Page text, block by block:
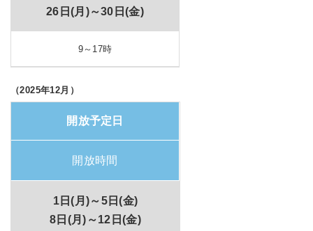
26日(月)～30日(金)
9～17時
（2025年12月）
開放予定日
開放時間
1日(月)～5日(金)
8日(月)～12日(金)